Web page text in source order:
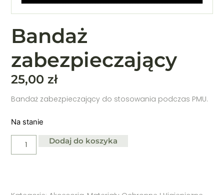
Bandaż
zabezpieczający
25,00 zł
Bandaż zabezpieczający do stosowania podczas PMU.
Na stanie
Dodaj do koszyka